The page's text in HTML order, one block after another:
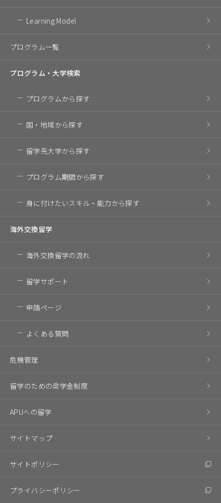
Learning Model
プログラム一覧
プログラム・大学検索
プログラムから探す
国・地域から探す
留学先大学から探す
プログラム期間から探す
身に付けたいスキル・ 能力から探す
海外交換留学
海外交換留学の流れ
留学サポート
申請ページ
よくある質問
危機管理
留学のための奨学金制度
APUへの留学
サイトマップ
サイトポリシー
プライバシーポリシー